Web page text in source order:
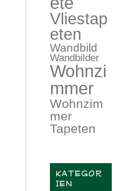
Vliestap
eten
Wandbild
Wandbilder
Wohnzi
mmer
Wohnzim
mer
Tapeten
KATEGOR
IEN